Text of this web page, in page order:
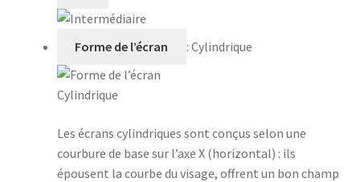
Forme de l’écran : Cylindrique
Cylindrique
Les écrans cylindriques sont conçus selon une
courbure de base sur l’axe X (horizontal) : ils
épousent la courbe du visage, offrent un bon champ